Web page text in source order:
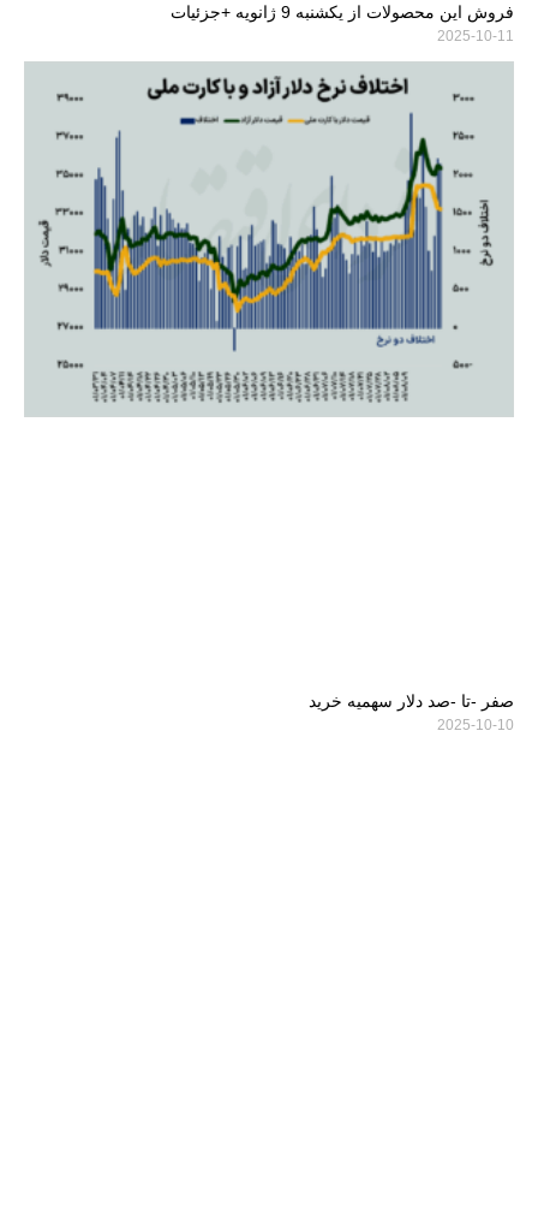
فروش این محصولات از یکشنبه 9 ژانویه +جزئیات
2025-10-11
صفر -تا -صد دلار سهمیه خرید
2025-10-10